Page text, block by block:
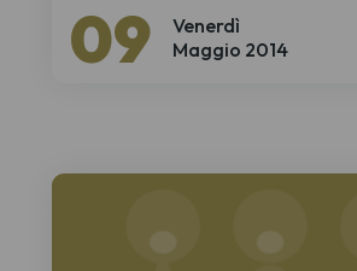
Venerdì
09 Maggio 2014